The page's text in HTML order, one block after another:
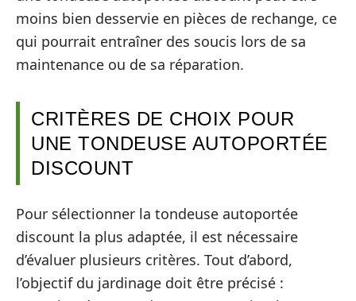
moins bien desservie en pièces de rechange, ce
qui pourrait entraîner des soucis lors de sa
maintenance ou de sa réparation.
CRITÈRES DE CHOIX POUR
UNE TONDEUSE AUTOPORTÉE
DISCOUNT
Pour sélectionner la tondeuse autoportée
discount la plus adaptée, il est nécessaire
d’évaluer plusieurs critères. Tout d’abord,
l’objectif du jardinage doit être précisé :